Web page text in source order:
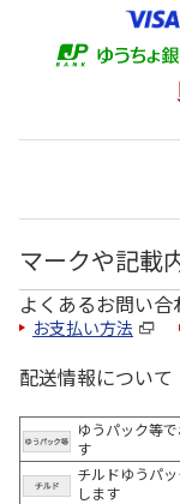
マークや記載
よくあるお問い合
お支払い方法
配送情報について
ゆうパック等
す
チルドゆうパ
します